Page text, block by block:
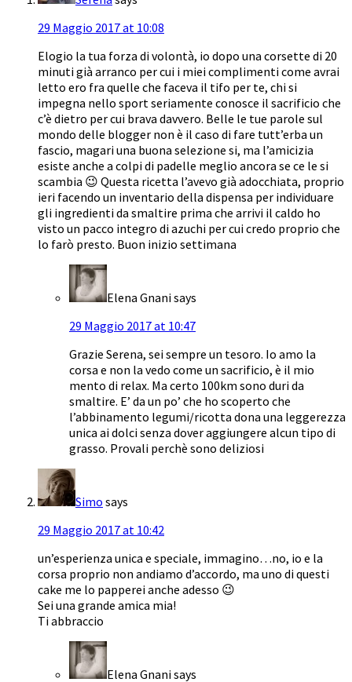
29 Maggio 2017 at 10:08
Elogio la tua forza di volontà, io dopo una corsette di 20
minuti già arranco per cui i miei complimenti come avrai
letto ero fra quelle che faceva il tifo per te, chi si
impegna nello sport seriamente conosce il sacrificio che
c’è dietro per cui brava davvero. Belle le tue parole sul
mondo delle blogger non è il caso di fare tutt’erba un
fascio, magari una buona selezione si, ma l’amicizia
esiste anche a colpi di padelle meglio ancora se ce le si
scambia 😉 Questa ricetta l’avevo già adocchiata, proprio
ieri facendo un inventario della dispensa per individuare
gli ingredienti da smaltire prima che arrivi il caldo ho
visto un pacco integro di azuchi per cui credo proprio che
lo farò presto. Buon inizio settimana
Elena Gnanisays
29 Maggio 2017 at 10:47
Grazie Serena, sei sempre un tesoro. Io amo la
corsa e non la vedo come un sacrificio, è il mio
mento di relax. Ma certo 100km sono duri da
smaltire. E’ da un po’ che ho scoperto che
l’abbinamento legumi/ricotta dona una leggerezza
unica ai dolci senza dover aggiungere alcun tipo di
grasso. Provali perchè sono deliziosi
Simo says
29 Maggio 2017 at 10:42
un’esperienza unica e speciale, immagino…no, io e la
corsa proprio non andiamo d’accordo, ma uno di questi
cake me lo papperei anche adesso 😉
Sei una grande amica mia!
Ti abbraccio
Elena Gnanisays